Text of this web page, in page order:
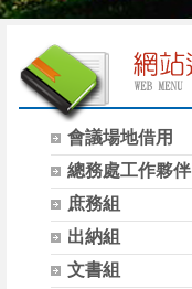
會議場地借用
總務處工作夥伴
庶務組
出納組
文書組